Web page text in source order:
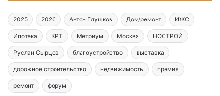
2025 2026 Антон Глушков Дом/ремонт ИЖС
Ипотека КРТ Метриум Москва НОСТРОЙ
Руслан Сырцов благоустройство выставка
дорожное строительство недвижимость премия
ремонт форум